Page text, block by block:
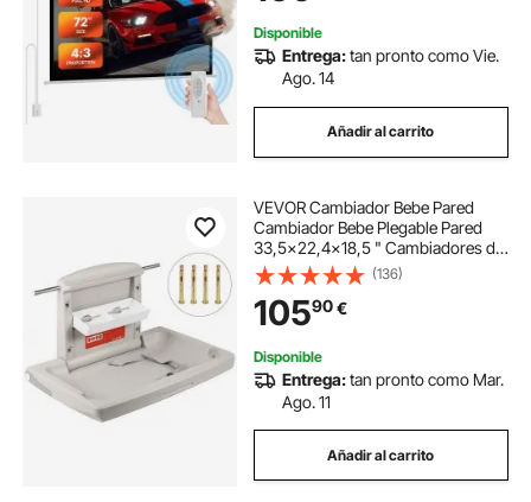
Disponible
Entrega:tan pronto como Vie.
Ago. 14
Añadir al carrito
VEVOR Cambiador Bebe Pared
Cambiador Bebe Plegable Pared
33,5x22,4x18,5 " Cambiadores de
Pared Cambiador de Pañales de
Pared Horizontal Gris Cambiador
de Pared HDPE, para Baños
Públicos o Privados
(136)
10590€
Disponible
Entrega:tan pronto como Mar.
Ago. 11
Añadir al carrito